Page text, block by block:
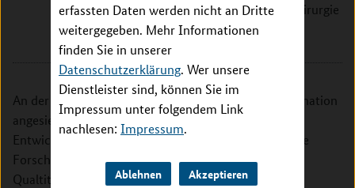
erfassten Daten werden nicht an Dritte
weitergegeben. Mehr Informationen
finden Sie in unserer
Datenschutzerklärung. Wer unsere
Dienstleister sind, können Sie im
Impressum unter folgendem Link
nachlesen: Impressum.
Ablehnen Akzeptieren
Universitätsklinik für Unfallchirurgie
Leipziger Str. 44
39120 Magdeburg
An der Universität Magdeburg ist die Verbundkoordination
angesiedelt. Hier werden die Aufgabenbereiche
Entwicklung und Umsetzung der IT-Strukturen sowie
Forschungsfragen zur Epidemiologie und
Qualtitätssicherung durchgeführt.